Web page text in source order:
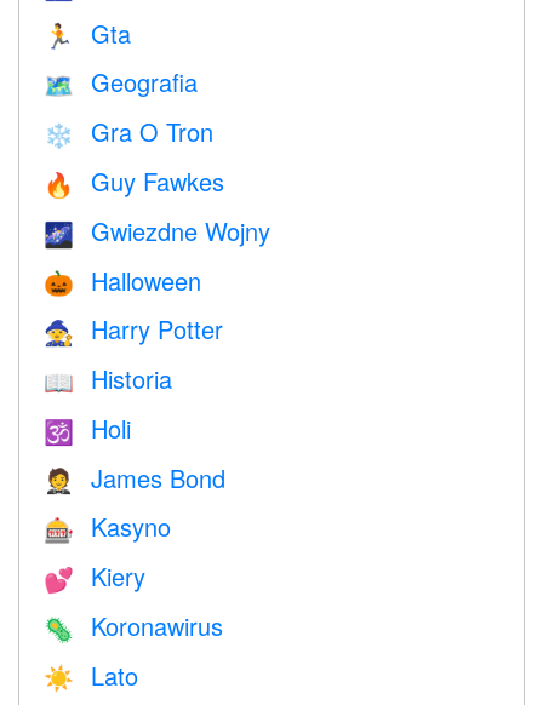
🏃 Gta
🗺 Geografia
❄️ Gra O Tron
🔥 Guy Fawkes
🌌 Gwiezdne Wojny
🎃 Halloween
🧙 Harry Potter
📖 Historia
🕉 Holi
🤵 James Bond
🎰 Kasyno
💕 Kiery
🦠 Koronawirus
☀️ Lato